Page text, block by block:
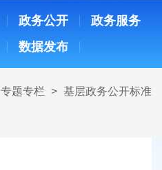
政务公开
政务服务
数据发布
专题专栏 > 基层政务公开标准